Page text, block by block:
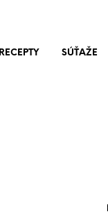
RECEPTY SÚŤAŽE